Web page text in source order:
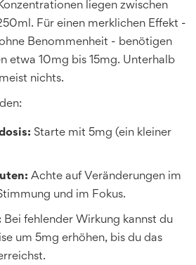
liegen zwischen
Für einen merklichen Effekt -
Benommenheit - benötigen
etwa 10mg bis 15mg. Unterhalb
nichts.
Starte mit 5mg (ein kleiner
Achte auf Veränderungen im
und im Fokus.
Bei fehlender Wirkung kannst du
um 5mg erhöhen, bis du das